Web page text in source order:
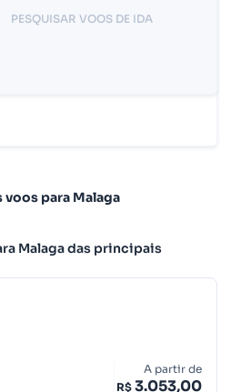
PESQUISAR VOOS DE IDA
para Malaga
Malaga das principais
A partir de
R$ 3.053,00